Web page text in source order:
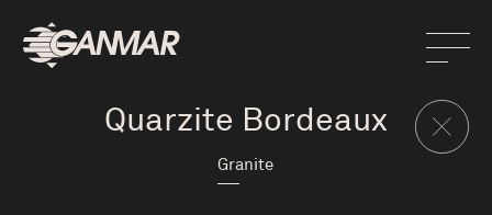
Quarzite Bordeaux
Granite